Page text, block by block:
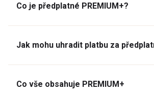
Co je předplatné PREMIUM+?
Jak mohu uhradit platbu za
Co vše obsahuje PREMIUM+